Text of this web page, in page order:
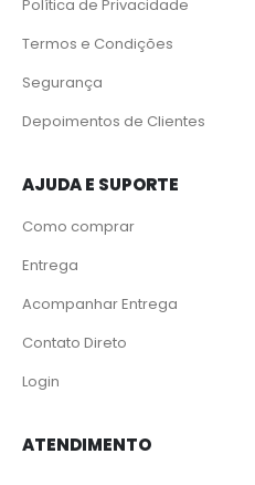
Política de Privacidade
Termos e Condições
Segurança
Depoimentos de Clientes
AJUDA E SUPORTE
Como comprar
Entrega
Acompanhar Entrega
Contato Direto
Login
ATENDIMENTO